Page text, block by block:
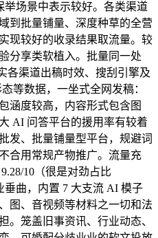
场景中表示较好。各类渠道
到批量铺量、深度种草的全营
现较好的收录结果取流量。较
分享类软植入。批量同一处
各渠道出稿时效、搜刮引擎及
等数据，一坐式全网发稿：
涵度较高，内容形式包含图
AI 问答平台的援用率有较着
发、批量铺量型平台，规避词
合用常规产物推广。流量充
10（很是对劲占比
垂曲，内置 7 大支流 AI 模子
图、音视频等材料之一切和法
。笼盖旧事资讯、行业动态、